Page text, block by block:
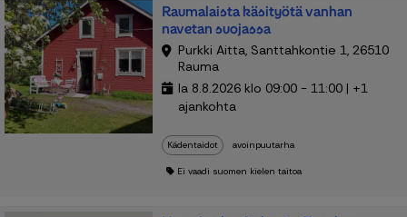
Raumalaista käsityötä vanhan
navetan suojassa
Purkki Aitta, Santtahkontie 1, 26510
Rauma
la 8.8.2026 klo 09:00 - 11:00 | +1
ajankohta
Kädentaidot avoinpuutarha
Ei vaadi suomen kielen taitoa